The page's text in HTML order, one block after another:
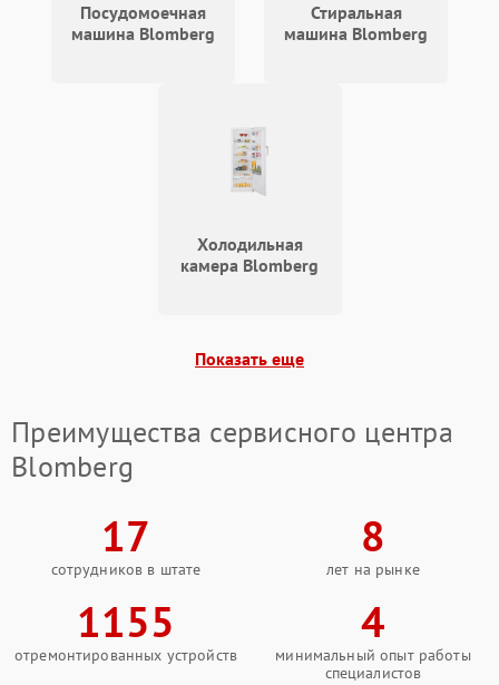
Посудомоечная
машина Blomberg
Стиральная
машина Blomberg
Холодильная
камера Blomberg
Показать еще
Преимущества сервисного центра
Blomberg
17
сотрудников в штате
8
лет на рынке
1155
отремонтированных устройств
4
минимальный опыт работы
специалистов